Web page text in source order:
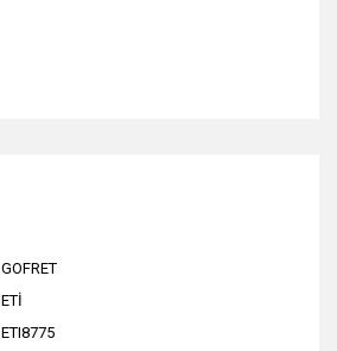
GOFRET
ETİ
ETI8775